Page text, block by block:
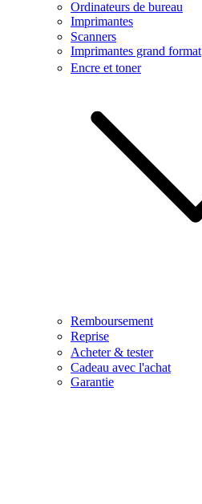
Ordinateurs de bureau
Imprimantes
Scanners
Imprimantes grand format
Encre et toner
Remboursement
Reprise
Acheter & tester
Cadeau avec l'achat
Garantie